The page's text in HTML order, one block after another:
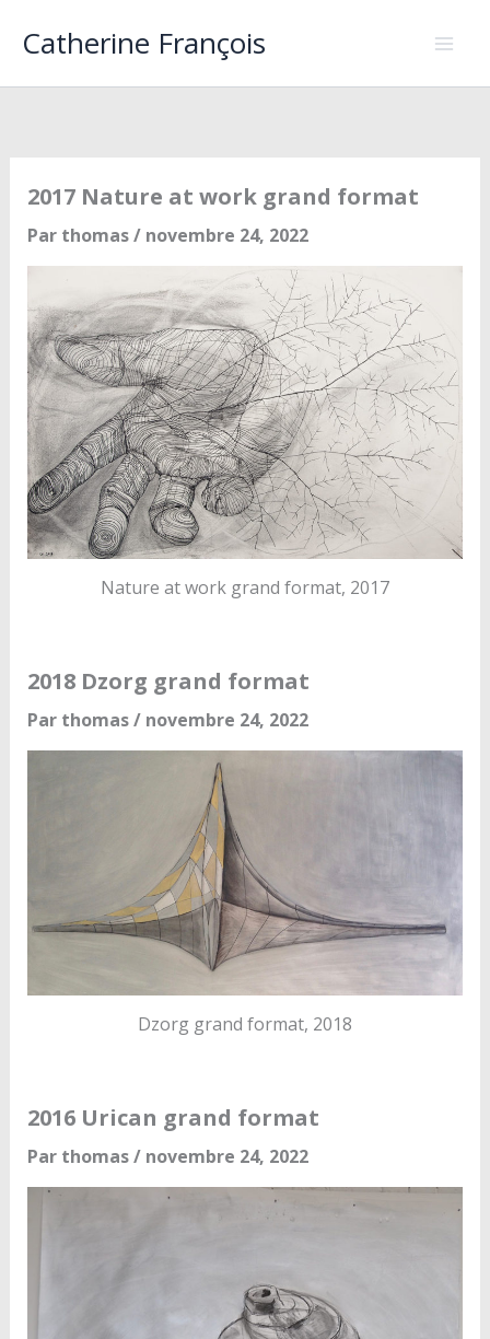
Catherine François
2017 Nature at work grand format
Par thomas/ novembre 24, 2022
Nature at work grand format, 2017
2018 Dzorg grand format
Par thomas/ novembre 24, 2022
Dzorg grand format, 2018
2016 Urican grand format
Par thomas/ novembre 24, 2022